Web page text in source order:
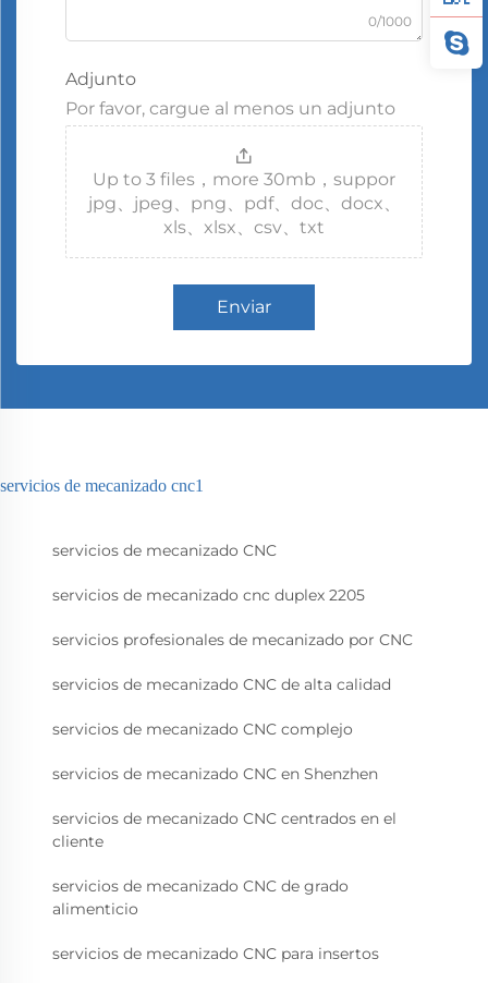
0/1000
Adjunto
Por favor, cargue al menos un adjunto
Up to 3 files，more 30mb，suppor
jpg、jpeg、png、pdf、doc、docx、
xls、xlsx、csv、txt
Enviar
servicios de mecanizado cnc1
servicios de mecanizado CNC
servicios de mecanizado cnc duplex 2205
servicios profesionales de mecanizado por CNC
servicios de mecanizado CNC de alta calidad
servicios de mecanizado CNC complejo
servicios de mecanizado CNC en Shenzhen
servicios de mecanizado CNC centrados en el
cliente
servicios de mecanizado CNC de grado
alimenticio
servicios de mecanizado CNC para insertos